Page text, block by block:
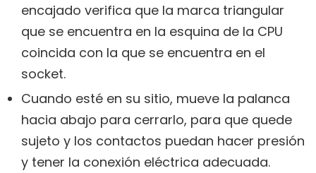
encajado verifica que la marca triangular
que se encuentra en la esquina de la CPU
coincida con la que se encuentra en el
socket.
Cuando esté en su sitio, mueve la palanca
hacia abajo para cerrarlo, para que quede
sujeto y los contactos puedan hacer presión
y tener la conexión eléctrica adecuada.